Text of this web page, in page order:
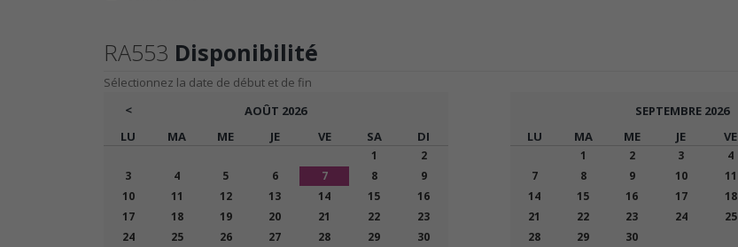
RA553 Disponibilité
Sélectionnez la date de début et de fin
<
AOÛT 2026
LU
MA ME JE VE SA DI
1
2
3
4 5 6 7 8
9
10
11 12 13 14 15
16
17
18 19 20 21 22
23
24
25 26 27 28 29
30
SEPTEMBRE 2026
LU
MA ME JE VE
1 2 3 4
7
8 9 10 11
14
15 16 17 18
21
22 23 24 25
28
29 30